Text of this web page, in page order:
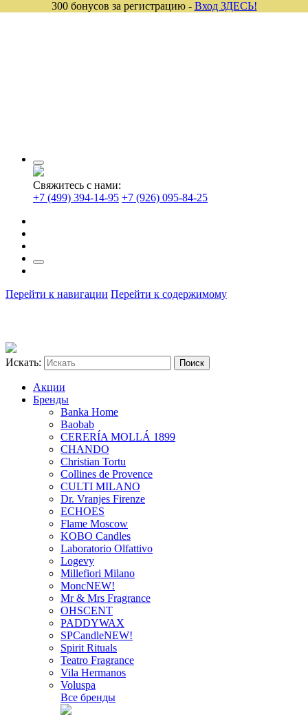
Свяжитесь с нами:
+7 (499) 394-14-95 +7 (926) 095-84-25
Перейти к навигации Перейти к содержимому
Искать:
Акции
Бренды
Banka Home
Baobab
CERERÍA MOLLÁ 1899
CHANDO
Christian Tortu
Collines de Provence
CULTI MILANO
Dr. Vranjes Firenze
ECHOES
Flame Moscow
KOBO Candles
Laboratorio Olfattivo
Logevy
Millefiori Milano
MoncNEW!
Mr & Mrs Fragrance
OHSCENT
PADDYWAX
SPCandleNEW!
Spirit Rituals
Teatro Fragrance
Vila Hermanos
Voluspa
Все бренды
300 бонусов за регистрацию - Вход ЗДЕСЬ!